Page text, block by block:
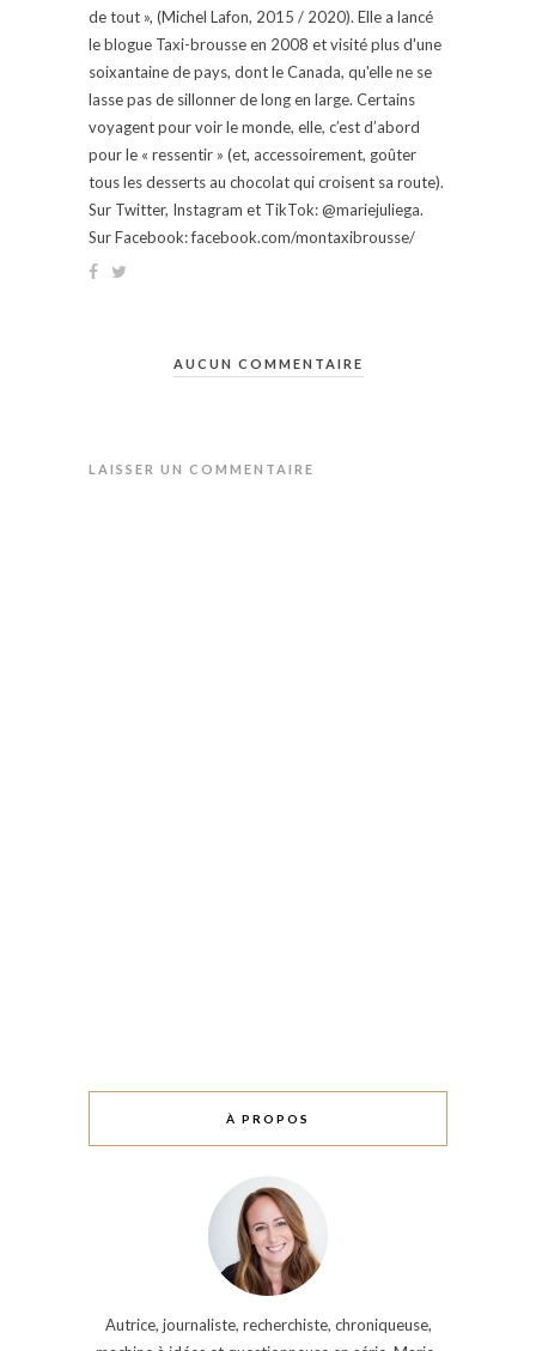
de tout », (Michel Lafon, 2015 / 2020). Elle a lancé
le blogue Taxi-brousse en 2008 et visité plus d'une
soixantaine de pays, dont le Canada, qu'elle ne se
lasse pas de sillonner de long en large. Certains
voyagent pour voir le monde, elle, c’est d’abord
pour le « ressentir » (et, accessoirement, goûter
tous les desserts au chocolat qui croisent sa route).
Sur Twitter, Instagram et TikTok: @mariejuliega.
Sur Facebook: facebook.com/montaxibrousse/
AUCUN COMMENTAIRE
LAISSER UN COMMENTAIRE
À PROPOS
Autrice, journaliste, recherchiste, chroniqueuse,